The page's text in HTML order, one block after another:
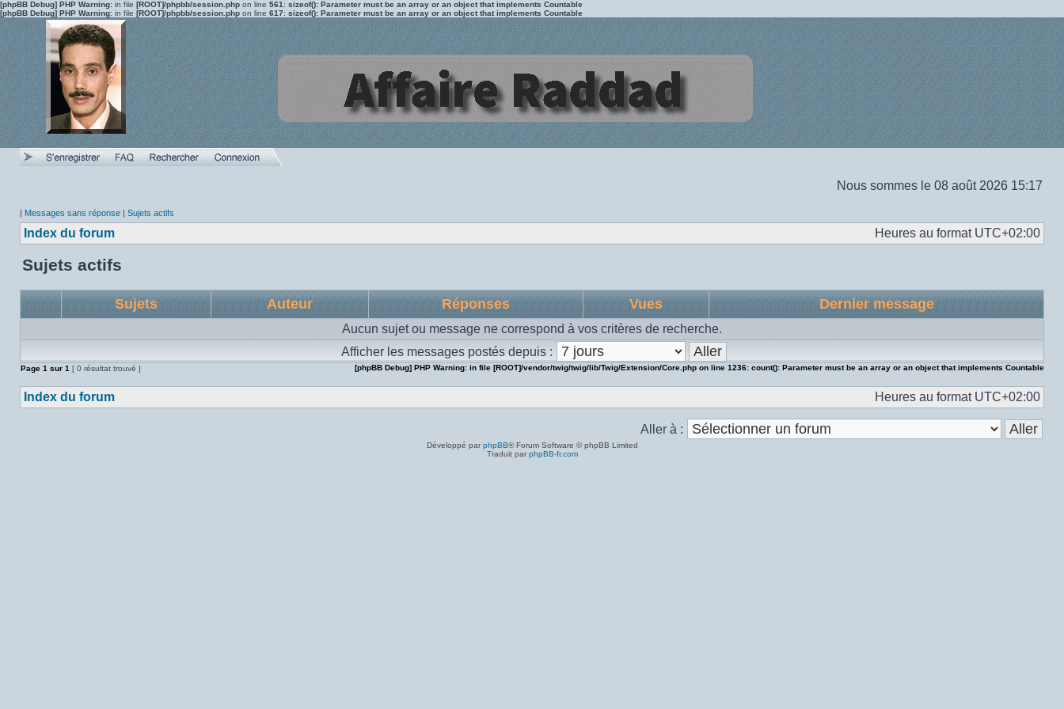
[phpBB Debug] PHP Warning: in file [ROOT]/phpbb/session.php on line 561 : sizeof(): Parameter must be an array or an object that implements Countable
[phpBB Debug] PHP Warning: in file [ROOT]/phpbb/session.php on line 617: sizeof(): Parameter must be an array or an object that implements Countable
Nous sommes le 08 août 2026 15:17
| Messages sans réponse | Sujets actifs
Index du forum Heures au format UTC+02:00
Sujets actifs
Sujets Auteur Réponses Vues Dernier message
Aucun sujet ou message ne correspond à vos critères de recherche.
Afficher les messages postés depuis :
Page 1 sur 1 [ 0 résultat trouvé ] [phpBB Debug] PHP Warning: in file [ROOT]/vendor/twig/twig/lib/Twig/Extension/Core.php on line 1236: count(): Parameter must be an array or an object that implements Countable
Index du forum Heures au format UTC+02:00
Aller à :
Développé par phpBB® Forum Software © phpBB Limited
Traduit par phpBB-fr.com